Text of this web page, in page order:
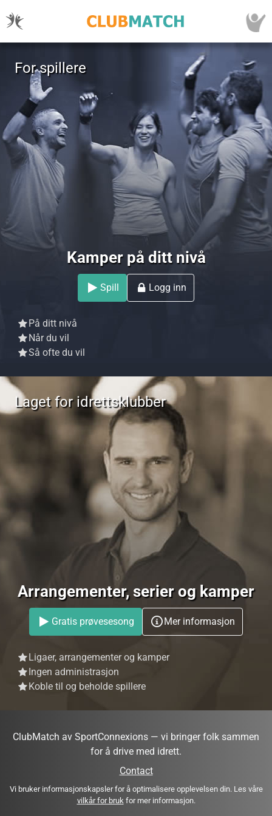
Kamper på ditt nivå
Spill Logg inn
På ditt nivå
Når du vil
Så ofte du vil
For spillere
Arrangementer, serier og kamper
Gratis prøvesesong Mer informasjon
Ligaer, arrangementer og kamper
Ingen administrasjon
Koble til og beholde spillere
Laget for idrettsklubber
ClubMatch av SportConnexions — vi bringer folk sammen
for å drive med idrett.
Contact
Vi bruker informasjonskapsler for å optimalisere opplevelsen din. Les våre
vilkår for brukfor mer informasjon.